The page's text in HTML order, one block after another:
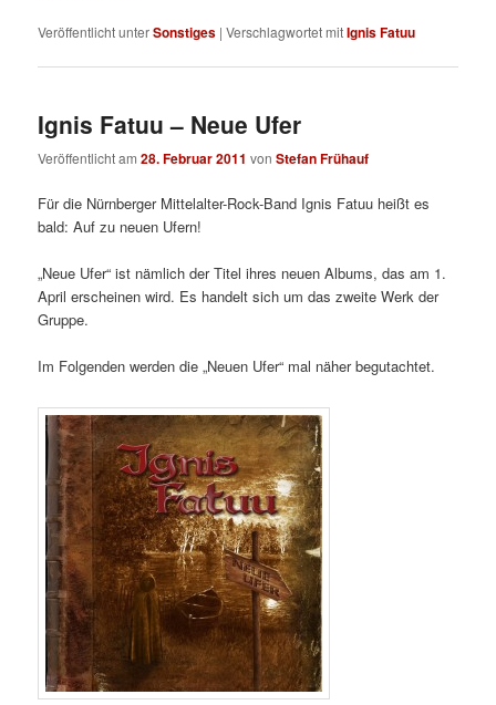
Veröffentlicht unterSonstiges |Verschlagwortet mitIgnis Fatuu
Ignis Fatuu – Neue Ufer
Veröffentlicht am28. Februar 2011 vonStefan Frühauf
Für die Nürnberger Mittelalter-Rock-Band Ignis Fatuu heißt es
bald: Auf zu neuen Ufern!
„Neue Ufer“ ist nämlich der Titel ihres neuen Albums, das am 1.
April erscheinen wird. Es handelt sich um das zweite Werk der
Gruppe.
Im Folgenden werden die „Neuen Ufer“ mal näher begutachtet.